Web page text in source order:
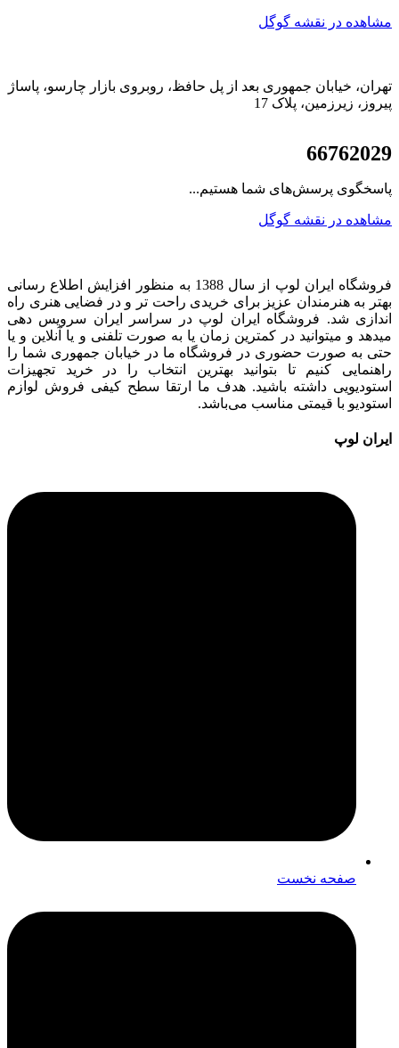
مشاهده در نقشه گوگل
تهران، خیابان جمهوری بعد از پل حافظ، روبروی بازار چارسو، پاساژ
پیروز، زیرزمین، پلاک 17
66762029
پاسخگوی پرسش‌های شما هستیم...
مشاهده در نقشه گوگل
فروشگاه ایران لوپ از سال 1388 به منظور افزایش اطلاع رسانی
بهتر به هنرمندان عزیز برای خریدی راحت تر و در فضایی هنری راه
اندازی شد. فروشگاه ایران لوپ در سراسر ایران سرویس دهی
میدهد و میتوانید در کمترین زمان یا به صورت تلفنی و یا آنلاین و یا
حتی به صورت حضوری در فروشگاه ما در خیابان جمهوری شما را
راهنمایی کنیم تا بتوانید بهترین انتخاب را در خرید تجهیزات
استودیویی داشته باشید. هدف ما ارتقا سطح کیفی فروش لوازم
استودیو با قیمتی مناسب می‌باشد.
ایران لوپ
صفحه نخست